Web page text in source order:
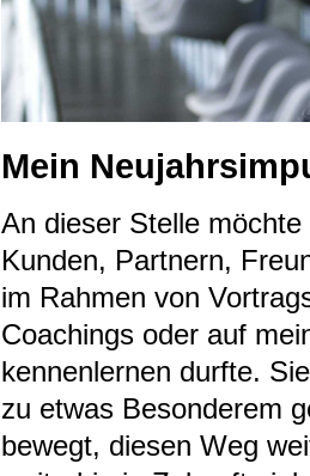
Mein
An dieser Stelle
Kunden, Partnern,
im Rahmen von
Coachings oder auf
kennenlernen durfte.
zu etwas Besonderem
bewegt, diesen Weg